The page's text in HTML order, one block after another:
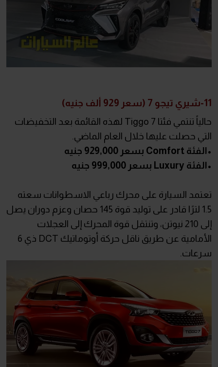
11-شيري تيجو 7 (سعر 929 ألف جنيه)
حالياً تنتمي فئتا Tiggo 7 لهذه القائمة بعد التخفيضات
التي حصلت عليها خلال العام الماضي.
•الفئة Comfort بسعر 929,000 جنيه
•الفئة Luxury بسعر 999,000 جنيه
تعتمد السيارة على محرك رباعي الاسطوانات سعته
1.5 لترًا قادر على توليد قوة 145 حصان وعزم دوران يصل
إلى 210 نيوتن، وتنتقل قوة المحرك إلى العجلات
الأمامية عن طريق ناقل حركة أوتوماتيك DCT ذي 6
سرعات.